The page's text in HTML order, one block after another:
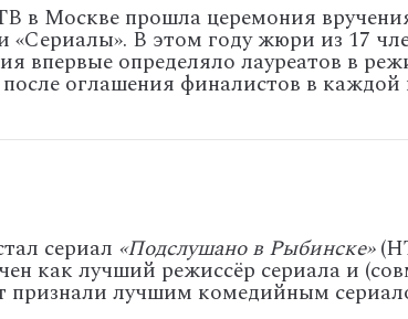
в Москве прошла церемония
«Сериалы». В этом годужюри из 17
впервые определяло лауреатов в
после оглашения финалистов в каждой
сериал «Подслушанов Рыбинске»
как лучший режиссёр сериала и
признали лучшим комедийным